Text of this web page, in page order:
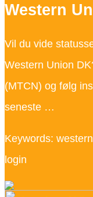
Western
Vil du vide
Western Union
(MTCN) og følg
seneste …
Keywords:
login